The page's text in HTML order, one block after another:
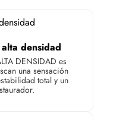
densidad
DENSIDAD es
una sensación
total y un